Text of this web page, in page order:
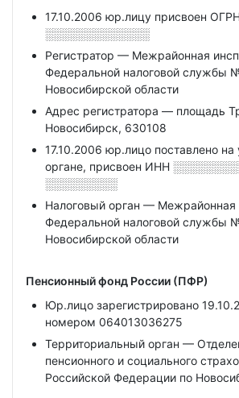
17.10.2006 юр.лицу присвоен
░░░░░░░░░░░░░
Регистратор — Межрайонная
Федеральной налоговой службы
Новосибирской области
Адрес регистратора — площадь
Новосибирск, 630108
17.10.2006 юр.лицо поставлено на
органе, присвоен ИНН
░░░░░░░░░
Налоговый орган — Межрайонная
Федеральной налоговой службы
Новосибирской области
Пенсионный фонд России (ПФР)
Юр.лицо зарегистрировано
номером 064013036275
Территориальный орган —
пенсионного и социального
Российской Федерации по